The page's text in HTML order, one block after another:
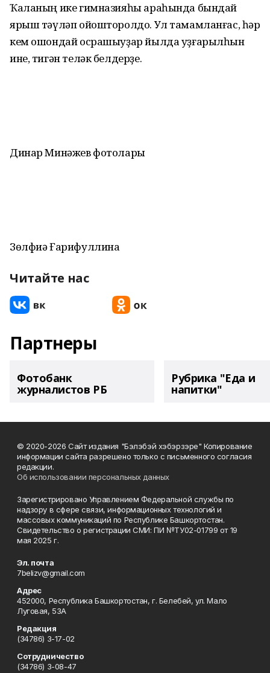
Ҡаланың ике гимназияһы араһында бындай
ярыш тәүләп ойошторолдо. Ул тамамланғас, һәр
кем ошондай осрашыуҙар йылда уҙғарылһын
ине, тигән теләк белдерҙе.
Динар Минәжев фотолары
Зөлфиә Ғарифуллина
Читайте нас
Партнеры
Фотобанк
журналистов РБ
Рубрика "Еда и
напитки"
© 2020-2026 Сайт издания "Бэлэбэй хэбэрзэре" Копирование
информации сайта разрешено только с письменного согласия
редакции.
Об использовании персональных данных
Зарегистрировано Управлением Федеральной службы по
надзору в сфере связи, информационных технологий и
массовых коммуникаций по Республике Башкортостан.
Свидетельство о регистрации СМИ: ПИ №ТУ02-01799 от 19
мая 2025 г.
Эл. почта
7belizv@gmail.com
Адрес
452000, Республика Башкортостан, г. Белебей, ул. Мало
Луговая, 53А
Редакция
(34786) 3-17-02
Сотрудничество
(34786) 3-08-47